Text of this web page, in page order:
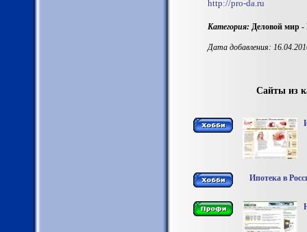
http://pro-da.ru
Категория: Деловой мир
Дата добавления:
Сайты из
Ипотека в